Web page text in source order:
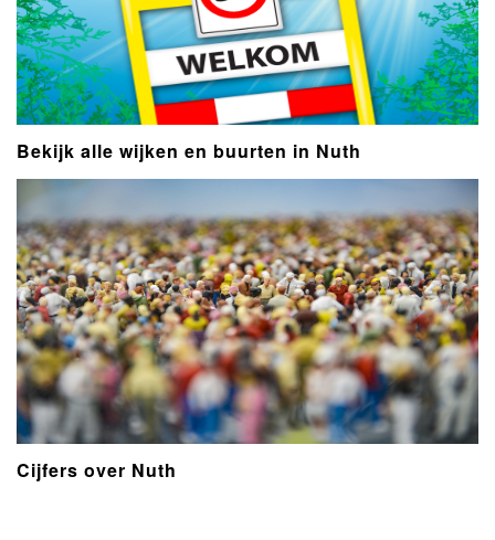
Bekijk alle wijken en buurten in Nuth
Cijfers over Nuth